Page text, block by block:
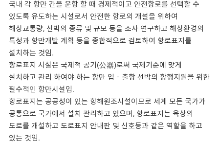
국내 각 항만 간을 운항 할 때 경제적이고 안전항로를 선택할 수
있도록 유도하는 시설로서 안전한 항로의 개설을 위하여
해상교통량, 선박의 종류 및 규모 등을 조사 연구하고 해상환경의
특성과 항만개발 계획 등을 종합적으로 검토하여 항로표지를
설치하는 것임.
항로표지 시설은 국제적 공기(公器)로써 국제기준에 맞게
설치하고 관리 하여야 하는 항만 입ㆍ출항 선박의 항행지원을 위한
필수적인 항만시설임.
항로표지는 공공성이 있는 항해원조시설이므로 세계 모든 국가가
공통으로 국가에서 설치 관리하고 있으며, 항로표지는 육상의
도로를 개설하고 도로표지 안내판 및 신호등과 같은 역할을 하고
있는 것임.